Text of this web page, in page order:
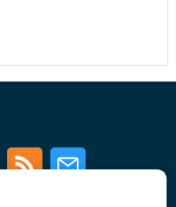
InstagramRSS Newsletter